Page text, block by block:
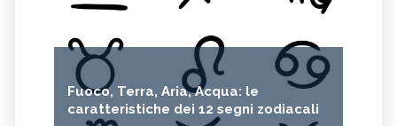
Fuoco, Terra, Aria, Acqua: le
caratteristiche dei 12 segni zodiacali